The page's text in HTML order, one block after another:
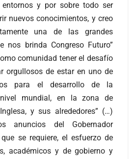
entornos y por sobre todo ser
nuevos conocimientos, y creo
una de las grandes
nos brinda Congreso Futuro”
comunidad tener el desafío
orgullosos de estar en uno de
para el desarrollo de la
mundial, en la zona de
y sus alrededores” (…)
anuncios del Gobernador
se requiere, el esfuerzo de
académicos y de gobierno y